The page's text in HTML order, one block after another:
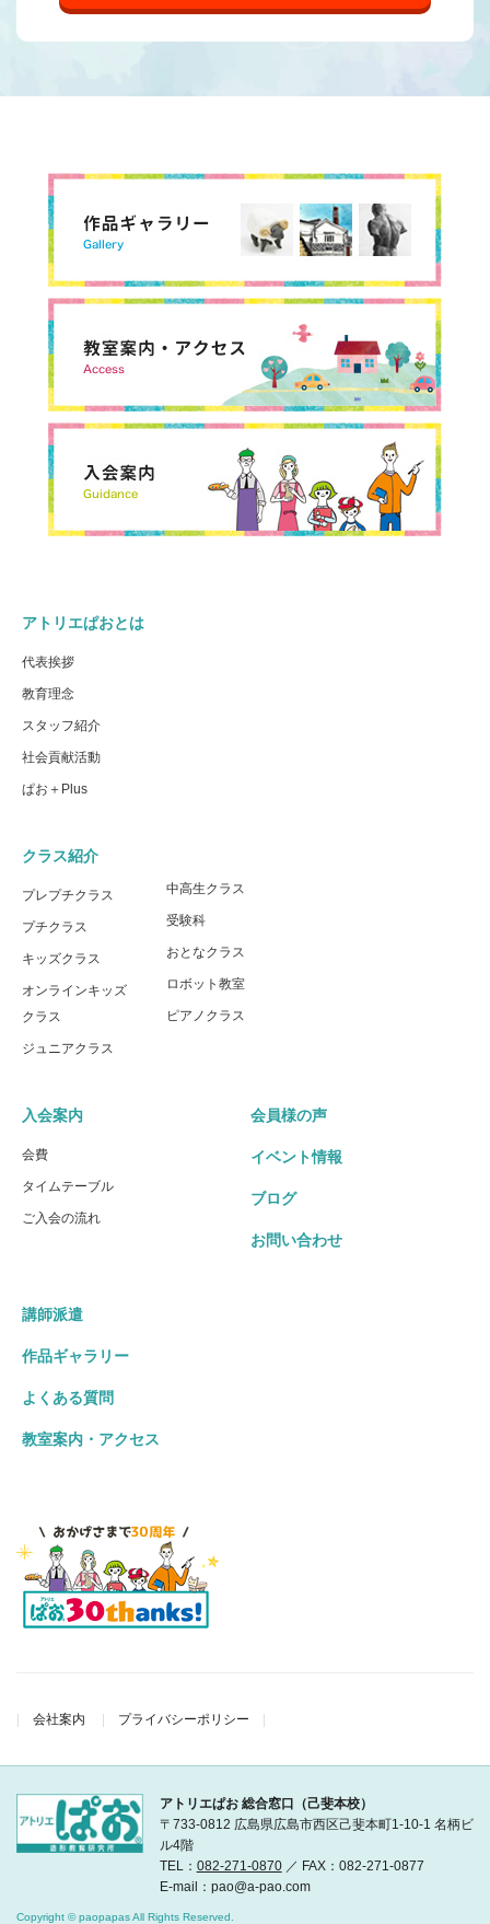
アトリエぱおとは
代表挨拶
教育理念
スタッフ紹介
社会貢献活動
ぱお＋Plus
クラス紹介
プレプチクラス
プチクラス
キッズクラス
オンラインキッズ
クラス
ジュニアクラス
中高生クラス
受験科
おとなクラス
ロボット教室
ピアノクラス
入会案内
会費
タイムテーブル
ご入会の流れ
会員様の声
イベント情報
ブログ
お問い合わせ
講師派遣
作品ギャラリー
よくある質問
教室案内・アクセス
会社案内 プライバシーポリシー
アトリエぱお 総合窓口（己斐本校）
〒733-0812 広島県広島市西区己斐本町1-10-1 名柄ビ
ル4階
TEL： 082-271-0870／ FAX：082-271-0877
E-mail：pao@a-pao.com
Copyright © paopapas All Rights Reserved.